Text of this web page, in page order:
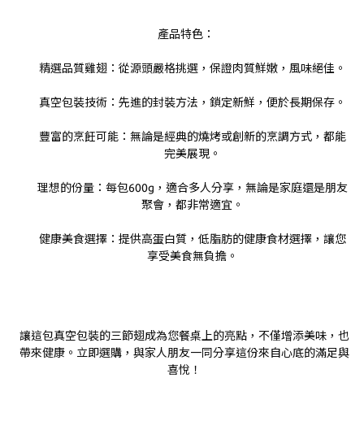
產品特色 ：
精選品質雞翅 ：從源頭嚴格挑選，保證肉質鮮嫩，風味絕佳。
真空包裝技術：先進的封裝方法，鎖定新鮮，便於長期保存。
豐富的烹飪可能：無論是經典的燒烤或創新的烹調方式，都能
完美展現。
理想的份量：每包600g，適合多人分享，無論是家庭還是朋友
聚會，都非常適宜。
健康美食選擇：提供高蛋白質，低脂肪的健康食材選擇，讓您
享受美食無負擔。
讓這包真空包裝的三節翅成為您餐桌上的亮點，不僅增添美味，也
帶來健康。立即選購，與家人朋友一同分享這份來自心底的滿足與
喜悅！